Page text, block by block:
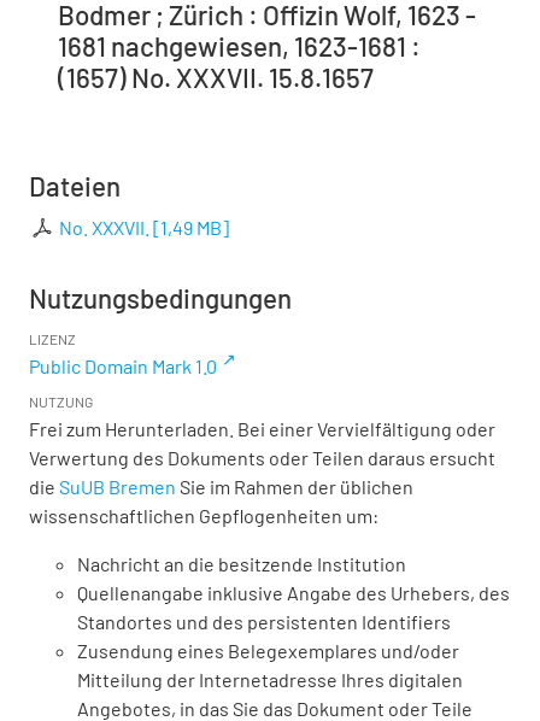
Bodmer ; Zürich : Offizin Wolf, 1623 -
1681 nachgewiesen, 1623-1681 :
(1657) No. XXXVII. 15.8.1657
Dateien
No. XXXVII. [1,49 MB]
Nutzungsbedingungen
LIZENZ
Public Domain Mark 1.0
NUTZUNG
Frei zum Herunterladen. Bei einer Vervielfältigung oder
Verwertung des Dokuments oder Teilen daraus ersucht
die SuUB Bremen Sie im Rahmen der üblichen
wissenschaftlichen Gepflogenheiten um:
Nachricht an die besitzende Institution
Quellenangabe inklusive Angabe des Urhebers, des
Standortes und des persistenten Identifiers
Zusendung eines Belegexemplares und/oder
Mitteilung der Internetadresse Ihres digitalen
Angebotes, in das Sie das Dokument oder Teile